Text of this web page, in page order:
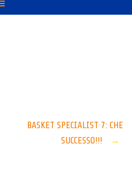
BASKET SPECIALIST 7: CHE
SUCCESSO!!!
→